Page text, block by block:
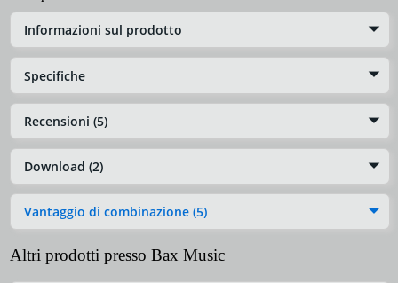
Informazioni sul prodotto
Specifiche
Recensioni (5)
Download (2)
Vantaggio di combinazione (5)
Altri prodotti presso Bax Music